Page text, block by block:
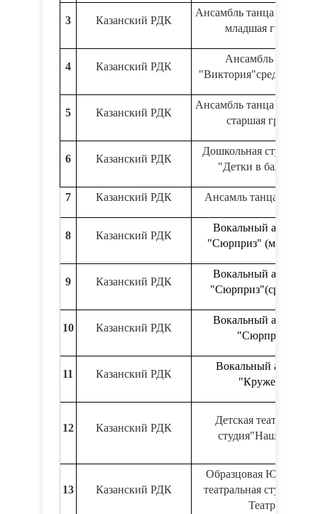
3 Казанский РДК
Ансамбль танца
младшая группа
4 Казанский РДК
Ансамбль танца
"Виктория"средняя
5 Казанский РДК
Ансамбль танца
старшая группа
6 Казанский РДК
Дошкольная студия
"Детки в балетках"
7 Казанский РДК Ансамль танца
8 Казанский РДК
Вокальный ансамбль
"Сюрприз"
9 Казанский РДК
Вокальный ансамбль
10 Казанский РДК
Вокальный ансамбль
"Сюрприз"
11 Казанский РДК
Вокальный ансамль
"Кружева"
12 Казанский РДК
Детская театральная
студия"Наш Театр"
13 Казанский РДК
Образцовая
театральная студия
Театр"